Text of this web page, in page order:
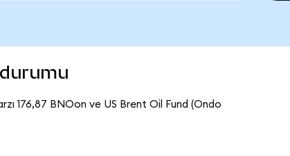
176,87 BNOon ve US Brent Oil Fund (Ondo